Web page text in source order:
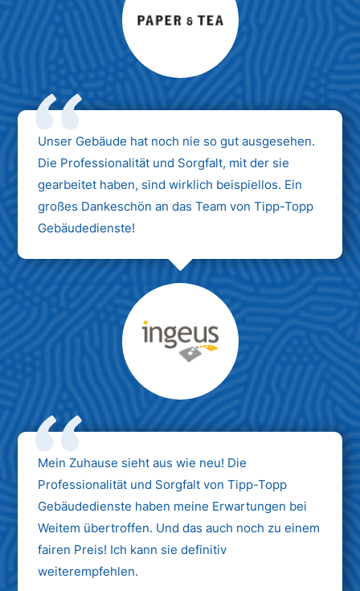
Max Mustermann
Unternehmen AG
Unser Gebäude hat noch nie so gut ausgesehen.
Die Professionalität und Sorgfalt, mit der sie
gearbeitet haben, sind wirklich beispiellos. Ein
großes Dankeschön an das Team von Tipp-Topp
Gebäudedienste!
Max Mustermann
Unternehmen AG
Mein Zuhause sieht aus wie neu! Die
Professionalität und Sorgfalt von Tipp-Topp
Gebäudedienste haben meine Erwartungen bei
Weitem übertroffen. Und das auch noch zu einem
fairen Preis! Ich kann sie definitiv
weiterempfehlen.